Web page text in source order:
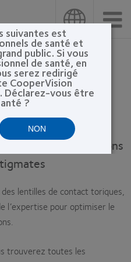
nombreuses options
lentilles de contact toriques,
l’expertise pour optimiser le
trouverez toutes les
suivantes est
de santé et
public. Si vous
de santé, en
serez redirigé
CooperVision
Déclarez-vous être
?
NON